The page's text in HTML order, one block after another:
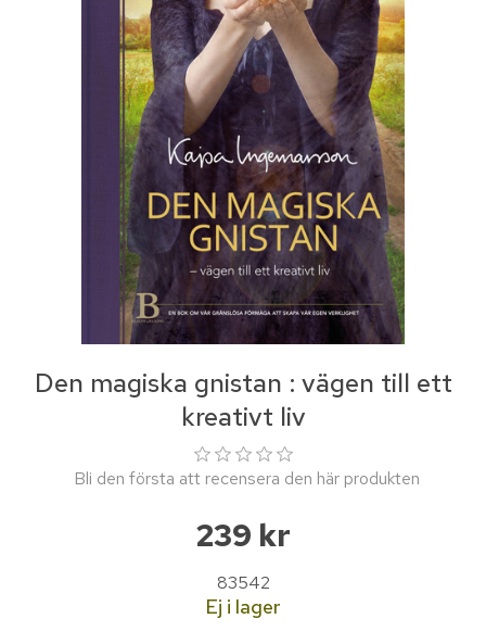
Den magiska gnistan : vägen till ett
kreativt liv
Bli den första att recensera den här produkten
239 kr
83542
Ej i lager